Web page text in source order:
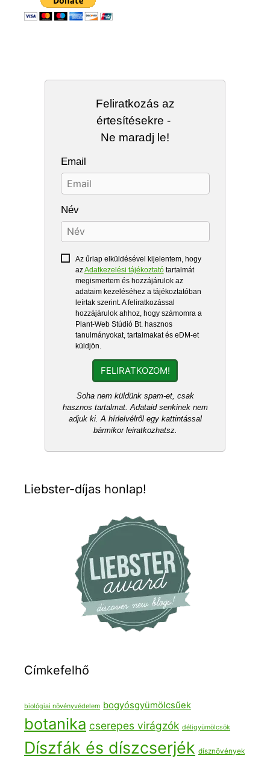
Feliratkozás az
értesítésekre -
Ne maradj le!
Email
Név
Az űrlap elküldésével kijelentem, hogy
azAdatkezelési tájékoztatótartalmát
megismertem és hozzájárulok az
adataim kezeléséhez a tájékoztatóban
leírtak szerint. A feliratkozással
hozzájárulok ahhoz, hogy számomra a
Plant-Web Stúdió Bt. hasznos
tanulmányokat, tartalmakat és eDM-et
küldjön.
FELIRATKOZOM!
Soha nem küldünk spam-et, csak
hasznos tartalmat. Adataid senkinek nem
adjuk ki. A hírlelvélről egy kattintással
bármikor leiratkozhatsz.
Liebster-díjas honlap!
Címkefelhő
biológiai növényvédelem bogyósgyümölcsűek
botanika cserepes virágzók déligyümölcsök
Díszfák és díszcserjék dísznövények